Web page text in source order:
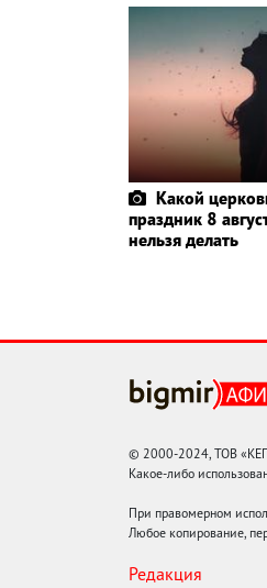
Какой
праздник 8
нельзя делать
© 2000-2024, ТОВ
Какое-либо
При правомерном
Любое копирование,
Редакция